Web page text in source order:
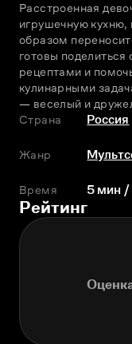
Расстроенная
игрушечную кухню,
образом
готовы
рецептами и
кулинарными
— веселый и
Страна
Россия
Жанр
Время 5 мин
Рейтинг